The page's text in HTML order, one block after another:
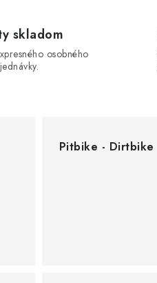
skladom
osobného
Pitbike - Dirtbike